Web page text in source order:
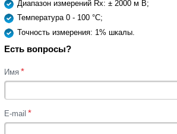
Диапазон измерений Rx: ± 2000 м В;
Температура 0 - 100 °C;
Точность измерения: 1% шкалы.
Есть вопросы?
Имя *
E-mail *